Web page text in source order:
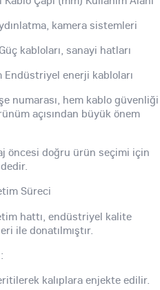
kamera sistemleri
kabloları, sanayi hatları
Endüstriyel enerji kabloları
numarası, hem kablo güvenliği
açısından büyük önem
öncesi doğru ürün seçimi için
Süreci
hattı, endüstriyel kalite
ile donatılmıştır.
kalıplara enjekte edilir.